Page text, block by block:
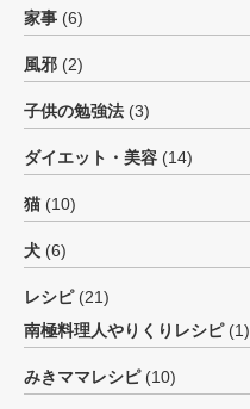
家事 (6)
風邪 (2)
子供の勉強法 (3)
ダイエット・美容 (14)
猫 (10)
犬 (6)
レシピ(21)
南極料理人やりくりレシピ(1)
みきママレシピ(10)